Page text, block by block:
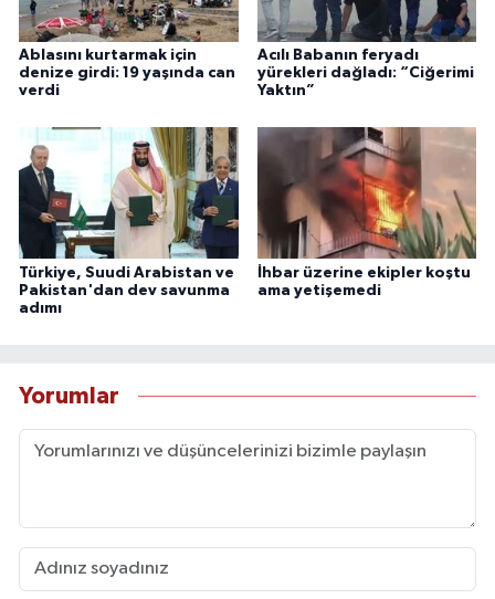
Ablasını kurtarmak için
denize girdi: 19 yaşında can
verdi
Acılı Babanın feryadı
yürekleri dağladı: “Ciğerimi
Yaktın”
Türkiye, Suudi Arabistan ve
Pakistan'dan dev savunma
adımı
İhbar üzerine ekipler koştu
ama yetişemedi
Yorumlar